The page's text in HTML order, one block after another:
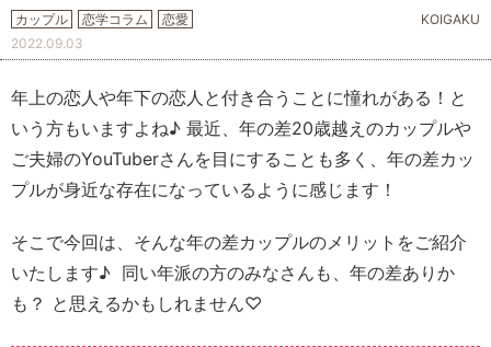
カップル 恋学コラム 恋愛
KOIGAKU
2022.09.03
年上の恋人や年下の恋人と付き合うことに憧れがある！と
いう方もいますよね♪ 最近、年の差20歳越えのカップルや
ご夫婦のYouTuberさんを目にすることも多く、年の差カッ
プルが身近な存在になっているように感じます！
そこで今回は、そんな年の差カップルのメリットをご紹介
いたします♪ 同い年派の方のみなさんも、年の差ありか
も？ と思えるかもしれません♡